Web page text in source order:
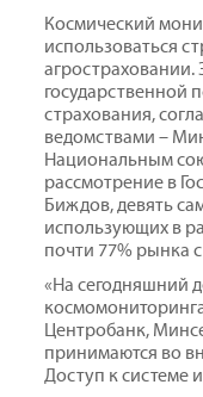
Космический
использоваться
агростраховании.
государственной
страхования,
ведомствами –
Национальным
рассмотрение в
Биждов, девять
использующих в
почти 77% рынка
«На сегодняшний
Центробанк,
принимаются во
Доступ к системе